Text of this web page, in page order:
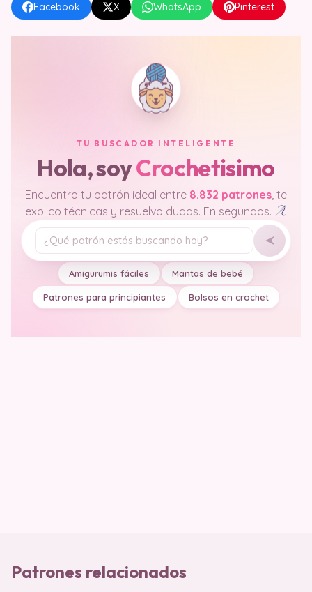
Facebook X WhatsApp Pinterest
TU BUSCADOR INTELIGENTE
Hola, soyCrochetisimo
Encuentro tu patrón ideal entre 8.832 patrones , te
explico técnicas y resuelvo dudas. En segundos.
Tu pregunta
Amigurumis fáciles Mantas de bebé
Patrones para principiantes Bolsos en crochet
Patrones relacionados